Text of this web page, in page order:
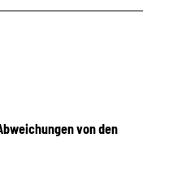
von den